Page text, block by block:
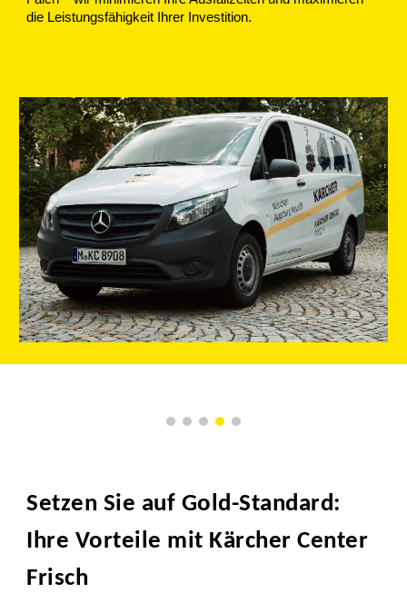
die Leistungsfähigkeit Ihrer Investition.
Setzen Sie auf Gold-Standard:
Ihre Vorteile mit Kärcher Center
Frisch